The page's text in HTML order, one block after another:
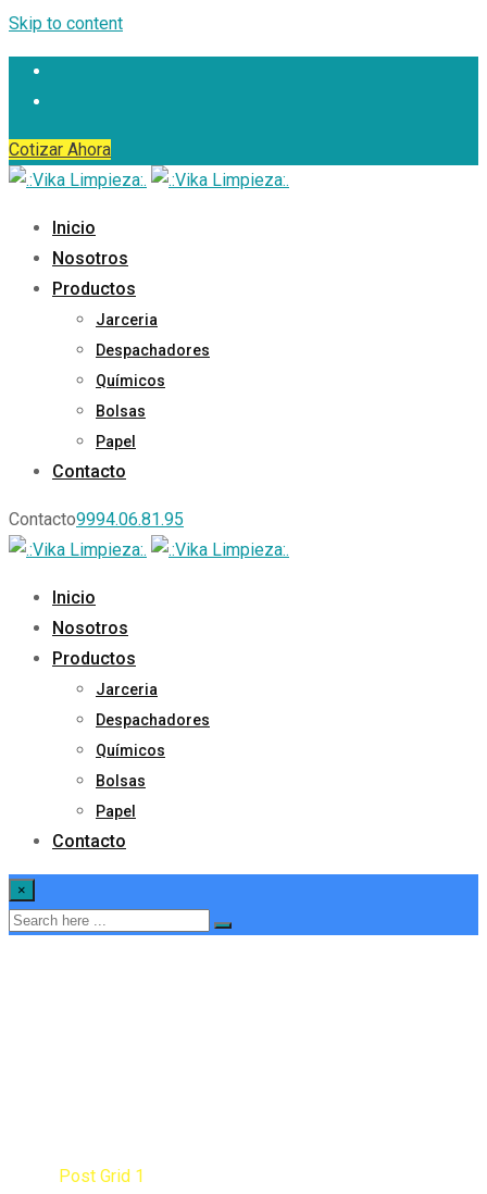
Skip to content
Cotizar Ahora
Inicio
Nosotros
Productos
Jarceria
Despachadores
Químicos
Bolsas
Papel
Contacto
Contacto9994.06.81.95
Inicio
Nosotros
Productos
Jarceria
Despachadores
Químicos
Bolsas
Papel
Contacto
×
Post Grid 1